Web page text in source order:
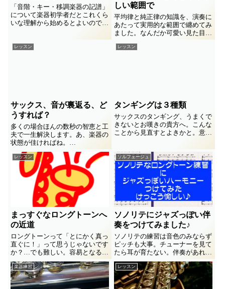
「音階・キー・移調楽器の記譜」
について楽器初学者だとこれくら
いな理解から始めるとよいので
しい範囲で
平均律と純正律の知識を、演奏に
あたって実用的な範囲で纏めてみ
ました。なんだか可愛い見た目の
倍音列表を使って、よいハモりを
実現する話なぞ書いてます。
レッスン
サックス、音が裏返る、ど
うすれば？
多くの場合ほんの数秒の智恵と工
夫で一生解決します。あ、楽器の
状態が佳ければね。
低い音がよく裏返る、それも殆ど
の場合楽器のせいではありませ
ん。
思ったよりも高い音が突然出てし
まう。初心者がナンデダロウ、ナ
ントカシタイとなる出来事。症例
を色々と思いだして原因と解決策
を考えてみますね。
レッスン
タンギングは３種類
サックスのタンギング、うまくで
きないとお嘆きの貴方へ。こんな
ことから見直すとよきかと。意外
知らないからできなかった、って
この程度のことだったりします。
レッスン
まっすぐなロングトーンへ
の近道
ロングトーンって「とにかく真っ
直ぐに！」って思うじゃないです
か？…でも難しい。容易となるよ
うな発想の転換ってあるよなって
話。
ソルフェージュ
ソノリテにジャズっぽい伴
奏をつけてみました♪
ソノリテの練習は音色のみならず
ピッチも大事。チューナーを見て
たら耳が育たない。伴奏があれば
いいけどツマラナイものになりが
ち。そこで愉しめる伴奏をジャジ
ーなハーモニーでつけてみました
♪
楽器練習 レッスン